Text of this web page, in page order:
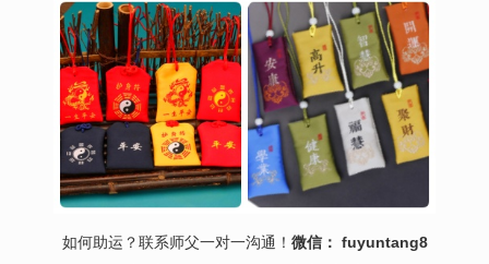
如何助运？联系师父一对一沟通！ 微信： fuyuntang8